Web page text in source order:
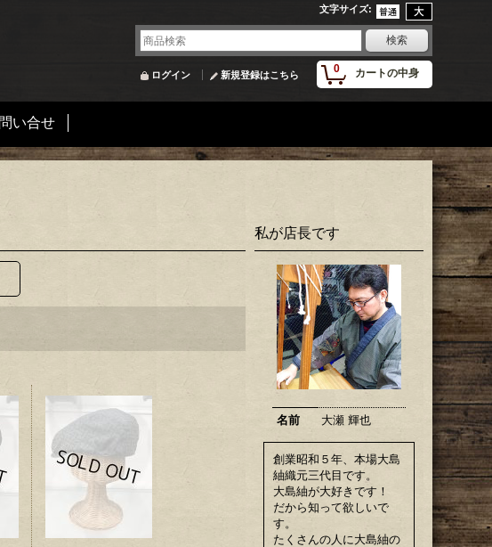
文字サイズ:
0 カートの中身
ログイン 新規登録はこちら
い合せ
私が店長です
名前 大瀬 輝也
創業昭和５年、本場大島
紬織元三代目です。
大島紬が大好きです！
だから知って欲しいで
す。
たくさんの人に大島紬の